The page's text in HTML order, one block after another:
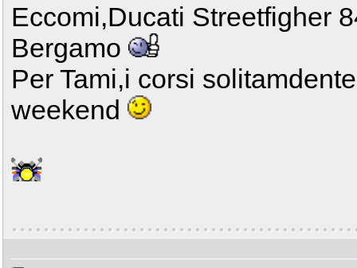
Eccomi,Ducati Streetfigher
Bergamo
Per Tami,i corsi
weekend